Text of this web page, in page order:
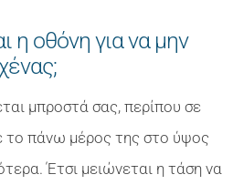
η οθόνη για να μην
μπροστά σας, περίπου σε
το πάνω μέρος της στο ύψος
Έτσι μειώνεται η τάση να